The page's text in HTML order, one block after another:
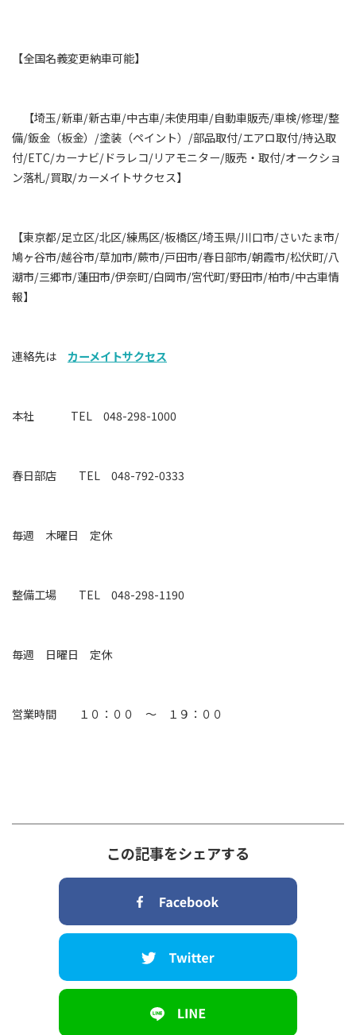
【全国名義変更納車可能】
【埼玉/新車/新古車/中古車/未使用車/自動車販売/車検/修理/整
備/鈑金（板金）/塗装（ペイント）/部品取付/エアロ取付/持込取
付/ETC/カーナビ/ドラレコ/リアモニター/販売・取付/オークショ
ン落札/買取/カーメイトサクセス】
【東京都/足立区/北区/練馬区/板橋区/埼玉県/川口市/さいたま市/
鳩ヶ谷市/越谷市/草加市/蕨市/戸田市/春日部市/朝霞市/松伏町/八
潮市/三郷市/蓮田市/伊奈町/白岡市/宮代町/野田市/柏市/中古車情
報】
連絡先は カーメイトサクセス
本社 TEL 048-298-1000
春日部店 TEL 048-792-0333
毎週 木曜日 定休
整備工場 TEL 048-298-1190
毎週 日曜日 定休
営業時間 １０：００ ～ １９：００
この記事をシェアする